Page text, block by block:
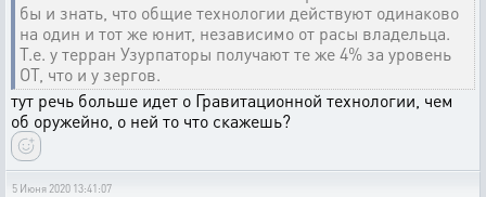
бы и знать, что общие технологии действуют одинаково
на один и тот же юнит, независимо от расы владельца.
Т.е. у терран Узурпаторы получают те же 4% за уровень
ОТ, что и у зергов.
тут речь больше идет о Гравитационной технологии, чем
об оружейно, о ней то что скажешь?
5 Июня 2020 13:41:07